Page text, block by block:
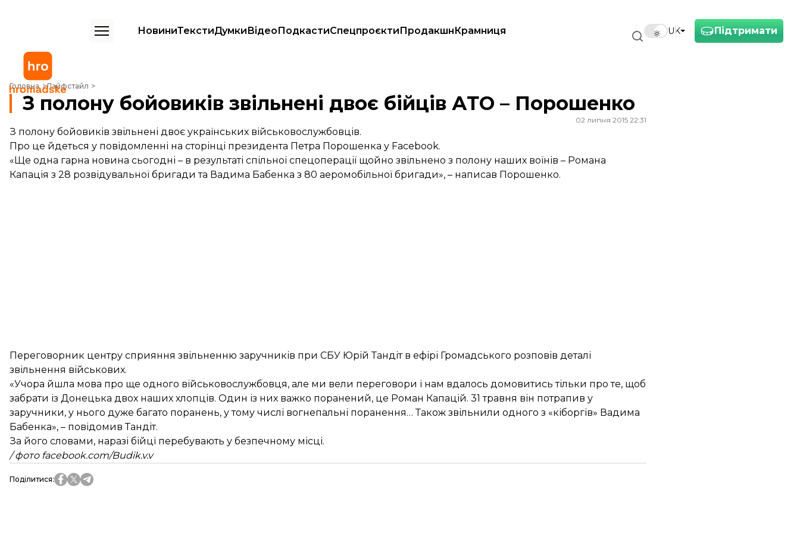
Підтримати
UK
НовиниТекстиДумкиВідеоПодкастиСпецпроєктиПродакшнКрамниця
Головна Лайфстайл
З полону бойовиків звільнені двоє бійців АТО – Порошенко
З полону бойовиків звільнені двоє бійців АТО – Порошенко
02 липня 2015 22:31
З полону бойовиків звільнені двоє українських військовослужбовців.
Про це йдеться у повідомленні на сторінці президента Петра Порошенка у Facebook.
«Ще одна гарна новина сьогодні – в результаті спільної спецоперації щойно звільнено з полону наших воїнів – Романа
Капація з 28 розвідувальної бригади та Вадима Бабенка з 80 аеромобільної бригади», – написав Порошенко.
Переговорник центру сприяння звільненню заручників при СБУ Юрій Тандіт в ефірі Громадського розповів деталі
звільнення військових.
«Учора йшла мова про ще одного військовослужбовця, але ми вели переговори і нам вдалось домовитись тільки про те, щоб
забрати із Донецька двох наших хлопців. Один із них важко поранений, це Роман Капацій. 31 травня він потрапив у
заручники, у нього дуже багато поранень, у тому числі вогнепальні поранення… Також звільнили одного з «кіборгів» Вадима
Бабенка», – повідомив Тандіт.
За його словами, наразі бійці перебувають у безпечному місці.
/ фото facebook.com/Budik.v.v
Поділитися: